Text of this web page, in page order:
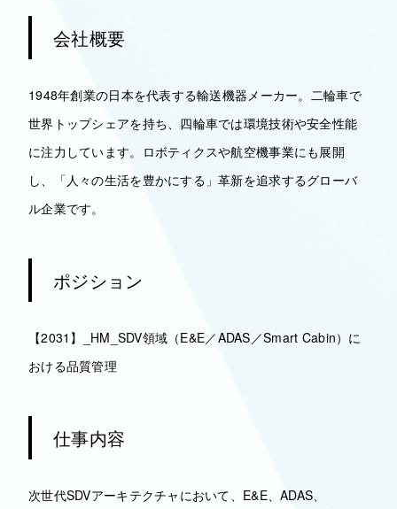
会社概要
1948年創業の日本を代表する輸送機器メーカー。二輪車で
世界トップシェアを持ち、四輪車では環境技術や安全性能
に注力しています。ロボティクスや航空機事業にも展開
し、「人々の生活を豊かにする」革新を追求するグローバ
ル企業です。
ポジション
【2031】_HM_SDV領域（E&E／ADAS／Smart Cabin）に
おける品質管理
仕事内容
次世代SDVアーキテクチャにおいて、E&E、ADAS、